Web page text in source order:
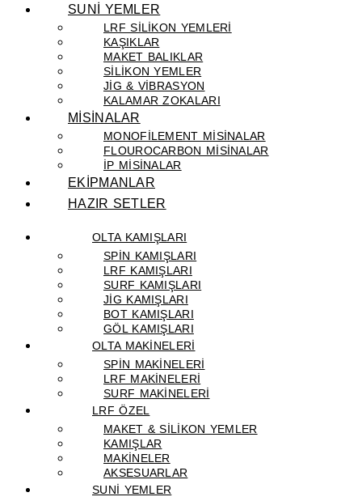
SUNİ YEMLER
LRF SILIKON YEMLERI
KAŞIKLAR
MAKET BALIKLAR
SILIKON YEMLER
JIG & VIBRASYON
KALAMAR ZOKALARI
MİSİNALAR
MONOFILEMENT MISINALAR
FLOUROCARBON MISINALAR
IP MISINALAR
EKİPMANLAR
HAZIR SETLER
OLTA KAMIŞLARI
SPIN KAMIŞLARI
LRF KAMIŞLARI
SURF KAMIŞLARI
JIG KAMIŞLARI
BOT KAMIŞLARI
GÖL KAMIŞLARI
OLTA MAKİNELERİ
SPIN MAKINELERI
LRF MAKINELERI
SURF MAKINELERI
LRF ÖZEL
MAKET & SILIKON YEMLER
KAMIŞLAR
MAKINELER
AKSESUARLAR
SUNİ YEMLER